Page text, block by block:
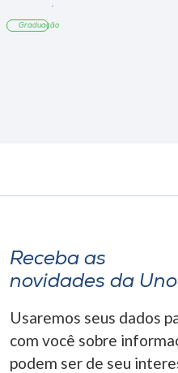
Graduação
Receba as
novidades da
Usaremos seus dados
com você sobre
podem ser de seu